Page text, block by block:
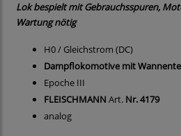
Lok bespielt mit Gebrauchsspuren,
Wartung nötig
H0 / Gleichstrom (DC)
Dampflokomotive mit
Epoche III
FLEISCHMANN Art. Nr. 4179
analog